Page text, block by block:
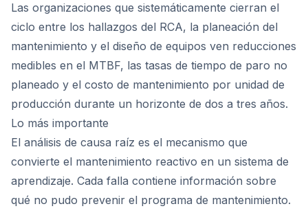
Las organizaciones que sistemáticamente cierran el
ciclo entre los hallazgos del RCA, la planeación del
mantenimiento y el diseño de equipos ven reducciones
medibles en el MTBF, las tasas de tiempo de paro no
planeado y el costo de mantenimiento por unidad de
producción durante un horizonte de dos a tres años.
Lo más importante
El análisis de causa raíz es el mecanismo que
convierte el mantenimiento reactivo en un sistema de
aprendizaje. Cada falla contiene información sobre
qué no pudo prevenir el programa de mantenimiento.